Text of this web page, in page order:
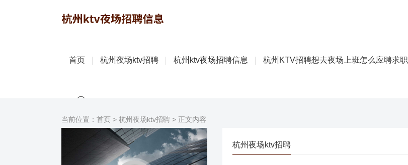
首页 杭州夜场ktv招聘 杭州ktv夜场招聘信息 杭州KTV招聘想去夜场上班怎么应聘求职
当前位置： 首页 > 杭州夜场ktv招聘 > 正文内容
杭州夜场ktv招聘